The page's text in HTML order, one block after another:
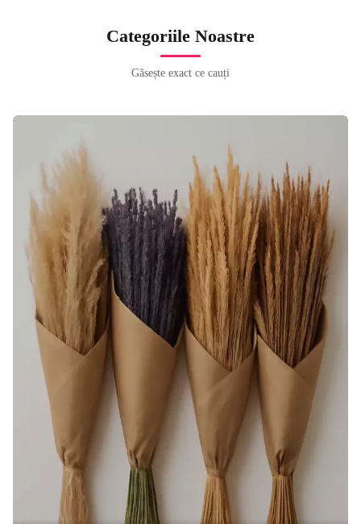
Categoriile Noastre
Găsește exact ce cauți